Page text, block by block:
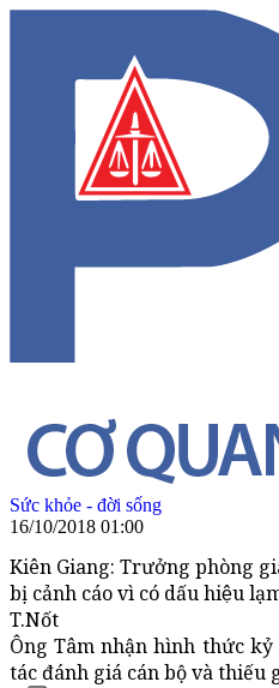
Sức khỏe - đời sống
16/10/2018 01:00
Kiên Giang: Trưởng phòng
bị cảnh cáo vì có dấu hiệu
T.Nốt
Ông Tâm nhận hình thức
tác đánh giá cán bộ và thiếu